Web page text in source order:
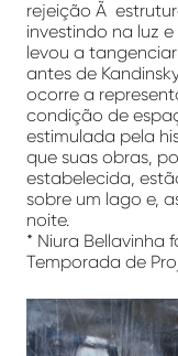
rejeição Ã
investindo na luz
levou a
antes de
ocorre a
condição de
estimulada pela
que suas obras,
estabelecida,
sobre um lago e,
noite.
* Niura Bellavinha
Temporada de